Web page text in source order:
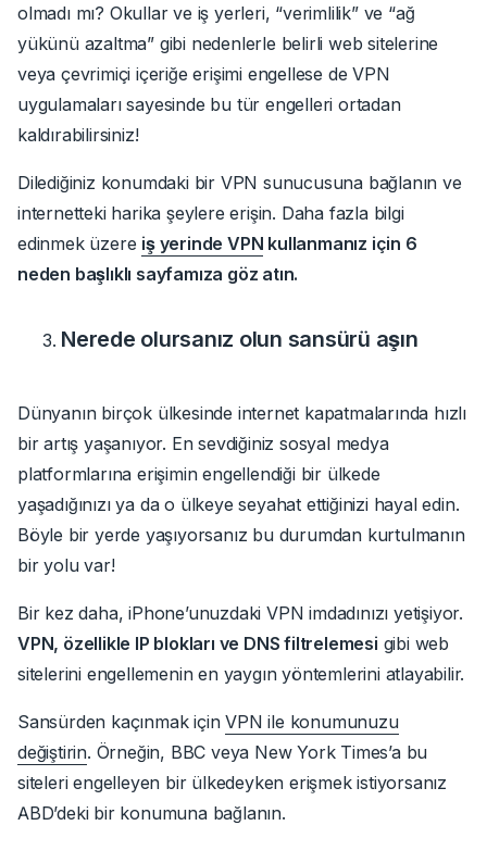
olmadı mı? Okullar ve iş yerleri, “verimlilik” ve “ağ
yükünü azaltma” gibi nedenlerle belirli web sitelerine
veya çevrimiçi içeriğe erişimi engellese de VPN
uygulamaları sayesinde bu tür engelleri ortadan
kaldırabilirsiniz!
Dilediğiniz konumdaki bir VPN sunucusuna bağlanın ve
internetteki harika şeylere erişin. Daha fazla bilgi
edinmek üzere iş yerinde VPN kullanmanız için 6
neden başlıklı sayfamıza göz atın.
Nerede olursanız olun sansürü aşın
Dünyanın birçok ülkesinde internet kapatmalarında hızlı
bir artış yaşanıyor. En sevdiğiniz sosyal medya
platformlarına erişimin engellendiği bir ülkede
yaşadığınızı ya da o ülkeye seyahat ettiğinizi hayal edin.
Böyle bir yerde yaşıyorsanız bu durumdan kurtulmanın
bir yolu var!
Bir kez daha, iPhone’unuzdaki VPN imdadınızı yetişiyor.
VPN, özellikle IP blokları ve DNS filtrelemesi gibi web
sitelerini engellemenin en yaygın yöntemlerini atlayabilir.
Sansürden kaçınmak içinVPN ile konumunuzu
değiştirin. Örneğin, BBC veya New York Times’a bu
siteleri engelleyen bir ülkedeyken erişmek istiyorsanız
ABD’deki bir konumuna bağlanın.